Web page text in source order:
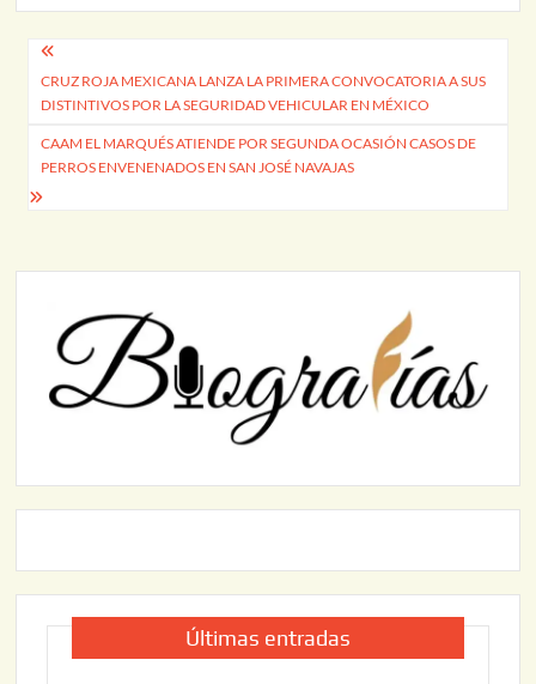
Navegación
de
entradas
CRUZ ROJA MEXICANA LANZA LA PRIMERA CONVOCATORIA A SUS
DISTINTIVOS POR LA SEGURIDAD VEHICULAR EN MÉXICO
CAAM EL MARQUÉS ATIENDE POR SEGUNDA OCASIÓN CASOS DE
PERROS ENVENENADOS EN SAN JOSÉ NAVAJAS
Últimas entradas